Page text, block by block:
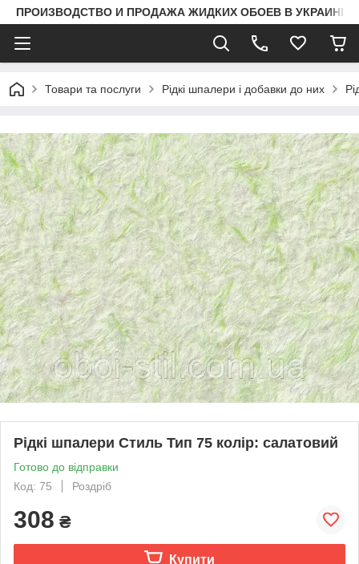
ПРОИЗВОДСТВО И ПРОДАЖА ЖИДКИХ ОБОЕВ В УКРАИНЕ
Товари та послуги Рідкі шпалери і добавки до них
Рідкі шпалери Стиль Тип 75 колір: салатовий
Готово до відправки
Код: 75
Роздріб
308 ₴
Купити